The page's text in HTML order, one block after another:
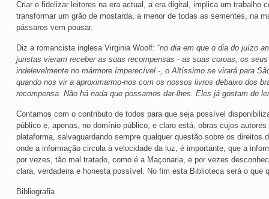
Criar e fidelizar leitores na era actual, a era digital, implica um trabalho
transformar um grão de mostarda, a menor de todas as sementes, na
pássaros vem pousar.
Diz a romancista inglesa Virginia Woolf: “no dia em que o dia do juízo
juristas vieram receber as suas recompensas - as suas coroas, os
indelevelmente no mármore ímperecível -, o Altíssimo se virará para
quando nos vir a aproximarmo-nos com os nossos livros debaixo dos
recompensa. Não há nada que possamos dar-lhes. Eles já gostam de
Contamos com o contributo de todos para que seja possível
público e, apenas, no domínio público, e claro está, obras cujos
plataforma, salvaguardando sempre qualquer questão sobre os direitos
onde a informação circula à velocidade da luz, é importante, que a
por vezes, tão mal tratado, como é a Maçonaria, e por vezes
clara, verdadeira e honesta possível. No fim esta Biblioteca será o que
Bibliografia